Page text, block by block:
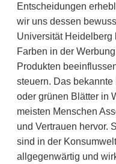
Entscheidungen
wir uns dessen
Universität
Farben in der
Produkten
steuern. Das
oder grünen Blätter in
meisten Menschen
und Vertrauen hervor.
sind in der
allgegenwärtig und